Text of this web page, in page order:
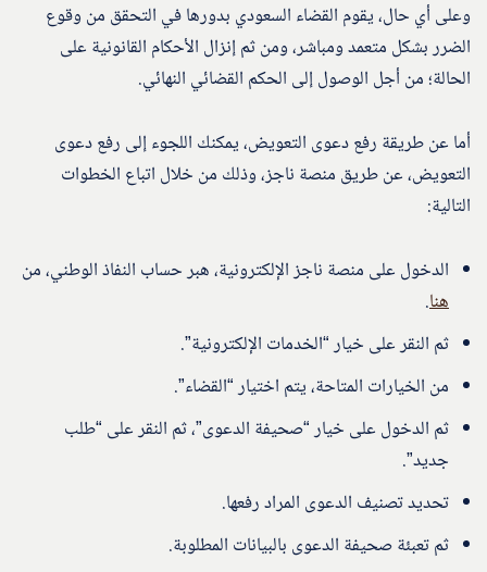
وعلى أي حال، يقوم القضاء السعودي بدورها في التحقق من وقوع
الضرر بشكل متعمد ومباشر، ومن ثم إنزال الأحكام القانونية على
الحالة؛ من أجل الوصول إلى الحكم القضائي النهائي.
أما عن طريقة رفع دعوى التعويض، يمكنك اللجوء إلى رفع دعوى
التعويض، عن طريق منصة ناجز، وذلك من خلال اتباع الخطوات
التالية:
الدخول على منصة ناجز الإلكترونية، هبر حساب النفاذ الوطني، من
هنا.
ثم النقر على خيار “الخدمات الإلكترونية”.
من الخيارات المتاحة، يتم اختيار “القضاء”.
ثم الدخول على خيار “صحيفة الدعوى”، ثم النقر على “طلب
جديد”.
تحديد تصنيف الدعوى المراد رفعها.
ثم تعبئة صحيفة الدعوى بالبيانات المطلوبة.